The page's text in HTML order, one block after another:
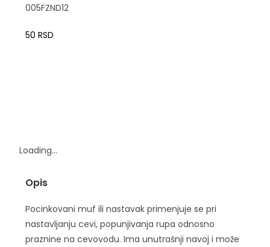
005FZND12
50RSD
Loading...
Opis
Pocinkovani muf ili nastavak primenjuje se pri
nastavljanju cevi, popunjivanja rupa odnosno
praznine na cevovodu. Ima unutrašnji navoj i može